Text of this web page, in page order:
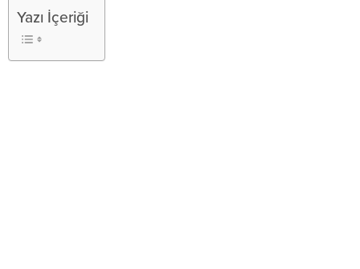
Yazı İçeriği